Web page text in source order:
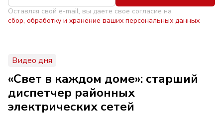
Оставляя свой e-mail, вы даете свое согласие на
сбор, обработку и хранение ваших персональных данных
Видео дня
«Свет в каждом доме»: старший
диспетчер районных
электрических сетей